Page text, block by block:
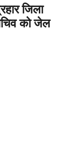
जिला
को जेल